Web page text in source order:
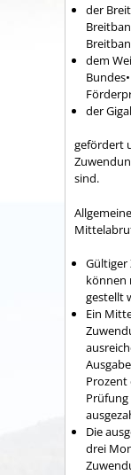
der
dem
der
gefördert
sind.
Gültiger
können
gestellt
Ein
Prozent
Prüfung
Die
drei